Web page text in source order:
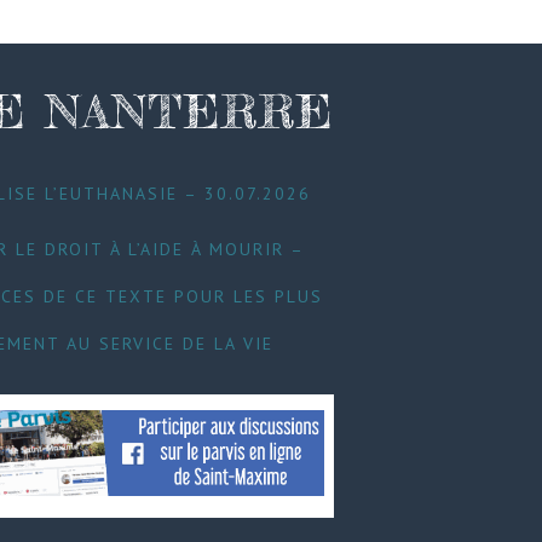
NANTERRE
L’EUTHANASIE – 30.07.2026
LE DROIT À L’AIDE À MOURIR –
DE CE TEXTE POUR LES PLUS
AU SERVICE DE LA VIE